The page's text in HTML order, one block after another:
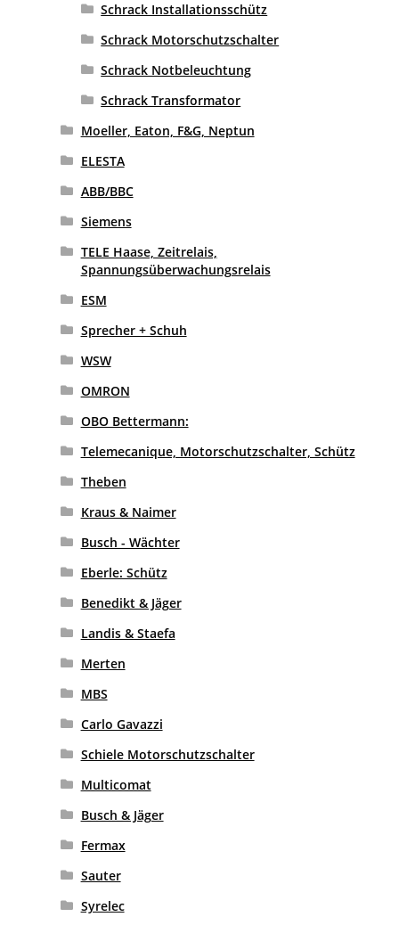
Schrack Installationsschütz
Schrack Motorschutzschalter
Schrack Notbeleuchtung
Schrack Transformator
Moeller, Eaton, F&G, Neptun
ELESTA
ABB/BBC
Siemens
TELE Haase, Zeitrelais,
Spannungsüberwachungsrelais
ESM
Sprecher + Schuh
WSW
OMRON
OBO Bettermann:
Telemecanique, Motorschutzschalter, Schütz
Theben
Kraus & Naimer
Busch - Wächter
Eberle: Schütz
Benedikt & Jäger
Landis & Staefa
Merten
MBS
Carlo Gavazzi
Schiele Motorschutzschalter
Multicomat
Busch & Jäger
Fermax
Sauter
Syrelec